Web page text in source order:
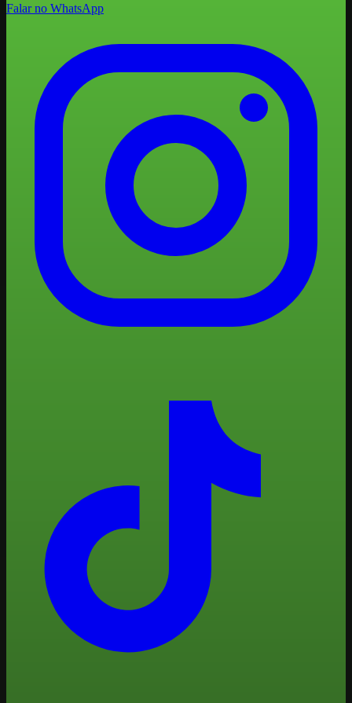
Falar no WhatsApp